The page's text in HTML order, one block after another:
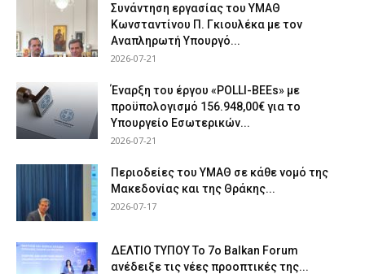
Συνάντηση εργασίας του ΥΜΑΘ
Κωνσταντίνου Π. Γκιουλέκα με τον
Αναπληρωτή Υπουργό...
2026-07-21
Έναρξη του έργου «POLLI-BEEs» με
προϋπολογισμό 156.948,00€ για το
Υπουργείο Εσωτερικών...
2026-07-21
Περιοδείες του ΥΜΑΘ σε κάθε νομό της
Μακεδονίας και της Θράκης...
2026-07-17
ΔΕΛΤΙΟ ΤΥΠΟΥ Το 7ο Balkan Forum
ανέδειξε τις νέες προοπτικές της...